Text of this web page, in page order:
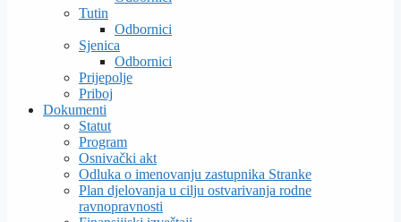
Tutin
Odbornici
Sjenica
Odbornici
Prijepolje
Priboj
Dokumenti
Statut
Program
Osnivački akt
Odluka o imenovanju zastupnika Stranke
Plan djelovanja u cilju ostvarivanja rodne
ravnopravnosti